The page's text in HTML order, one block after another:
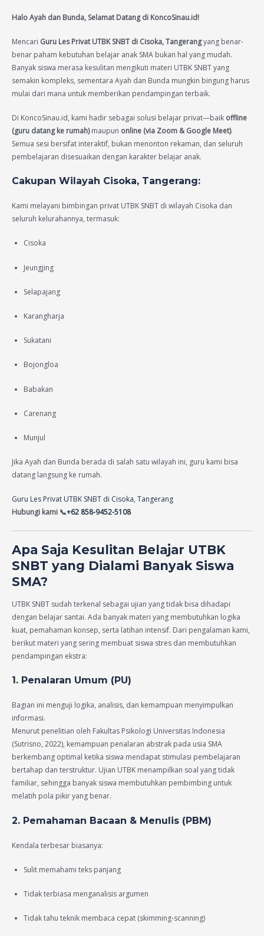
Halo Ayah dan Bunda, Selamat Datang di KoncoSinau.id!
Mencari Guru Les Privat UTBK SNBT di Cisoka, Tangerangyang benar-
benar paham kebutuhan belajar anak SMA bukan hal yang mudah.
Banyak siswa merasa kesulitan mengikuti materi UTBK SNBT yang
semakin kompleks, sementara Ayah dan Bunda mungkin bingung harus
mulai dari mana untuk memberikan pendampingan terbaik.
Di KoncoSinau.id, kami hadir sebagai solusi belajar privat—baik offline
(guru datang ke rumah)maupun online (via Zoom & Google Meet).
Semua sesi bersifat interaktif, bukan menonton rekaman, dan seluruh
pembelajaran disesuaikan dengan karakter belajar anak.
Cakupan Wilayah Cisoka, Tangerang:
Kami melayani bimbingan privat UTBK SNBT di wilayah Cisoka dan
seluruh kelurahannya, termasuk:
Cisoka
Jeungjing
Selapajang
Karangharja
Sukatani
Bojongloa
Babakan
Carenang
Munjul
Jika Ayah dan Bunda berada di salah satu wilayah ini, guru kami bisa
datang langsung ke rumah.
Guru Les Privat UTBK SNBT di Cisoka, Tangerang
Hubungi kami 📞+62 858-9452-5108
Apa Saja Kesulitan Belajar UTBK
SNBT yang Dialami Banyak Siswa
SMA?
UTBK SNBT sudah terkenal sebagai ujian yang tidak bisa dihadapi
dengan belajar santai. Ada banyak materi yang membutuhkan logika
kuat, pemahaman konsep, serta latihan intensif. Dari pengalaman kami,
berikut materi yang sering membuat siswa stres dan membutuhkan
pendampingan ekstra:
1. Penalaran Umum (PU)
Bagian ini menguji logika, analisis, dan kemampuan menyimpulkan
informasi.
Menurut penelitian oleh Fakultas Psikologi Universitas Indonesia
(Sutrisno, 2022), kemampuan penalaran abstrak pada usia SMA
berkembang optimal ketika siswa mendapat stimulasi pembelajaran
bertahap dan terstruktur. Ujian UTBK menampilkan soal yang tidak
familiar, sehingga banyak siswa membutuhkan pembimbing untuk
melatih pola pikir yang benar.
2. Pemahaman Bacaan & Menulis (PBM)
Kendala terbesar biasanya:
Sulit memahami teks panjang
Tidak terbiasa menganalisis argumen
Tidak tahu teknik membaca cepat (skimming-scanning)